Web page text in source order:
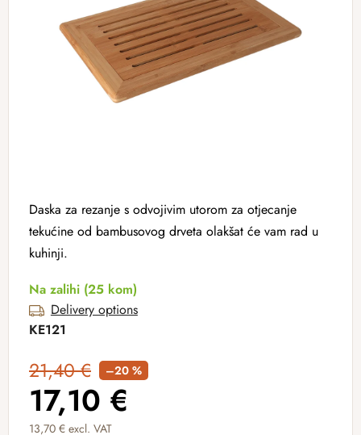
Daska za rezanje s odvojivim utorom za otjecanje
tekućine od bambusovog drveta olakšat će vam rad u
kuhinji.
Na zalihi (25 kom)
Delivery options
KE121
21,40 € –20 %
17,10 €
13,70 € excl. VAT